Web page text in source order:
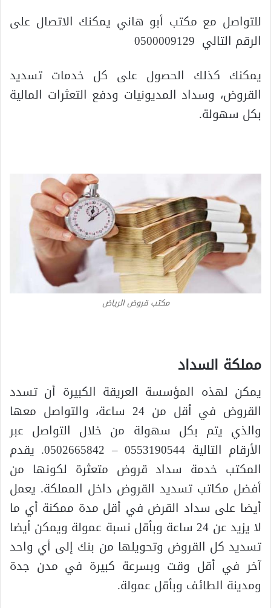
للتواصل مع مكتب أبو هاني يمكنك الاتصال على
الرقم التالي 0500009129
يمكنك كذلك الحصول على كل خدمات تسديد
القروض، وسداد المديونيات ودفع التعثرات المالية
بكل سهولة.
مكتب قروض الرياض
مملكة السداد
يمكن لهذه المؤسسة العريقة الكبيرة أن تسدد
القروض في أقل من 24 ساعة، والتواصل معها
والذي يتم بكل سهولة من خلال التواصل عبر
الأرقام التالية 0553190544 – 0502665842. يقدم
المكتب خدمة سداد قروض متعثرة لكونها من
أفضل مكاتب تسديد القروض داخل المملكة. يعمل
أيضا على سداد القرض في أقل مدة ممكنة أي ما
لا يزيد عن 24 ساعة وبأقل نسبة عمولة ويمكن أيضا
تسديد كل القروض وتحويلها من بنك إلى أي واحد
آخر في أقل وقت وبسرعة كبيرة في مدن جدة
ومدينة الطائف وبأقل عمولة.